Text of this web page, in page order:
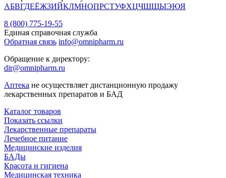
АБВГДЕЁЖЗИЙКЛМНОПРСТУФХЦЧШЩЫЭЮЯ
8 (800) 775-19-55
Единая справочная служба
Обратная связь info@omnipharm.ru
Обращение к директору:
dir@omnipharm.ru
Аптека не осуществляет дистанционную продажу
лекарственных препаратов и БАД
Каталог товаров
Показать ссылки
Лекарственные препараты
Лечебное питание
Медицинские изделия
БАДы
Красота и гигиена
Медицинская техника